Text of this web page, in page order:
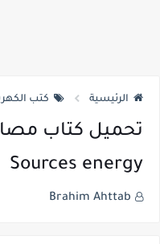
الرئيسية كتب
تحميل كتاب
Sources energy
Brahim Ahttab